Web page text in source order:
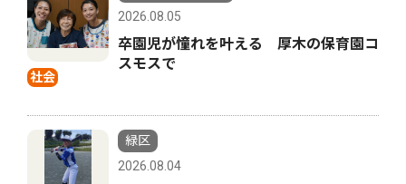
社会
2026.08.05
卒園児が憧れを叶える 厚木の保育園コ
スモスで
緑区
2026.08.04